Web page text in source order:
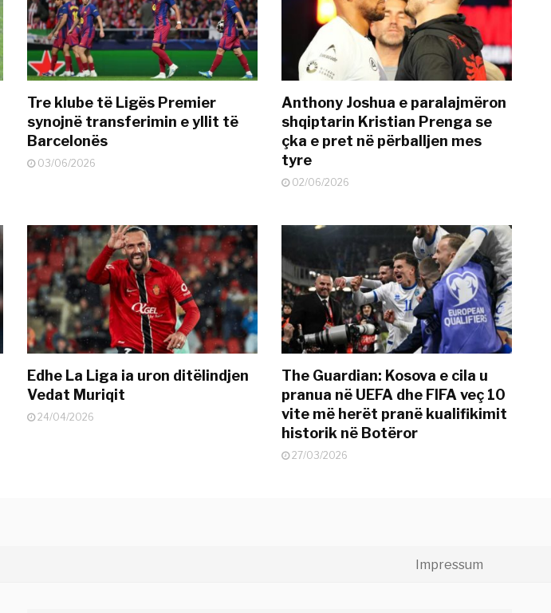
Tre klube të Ligës Premier
synojnë transferimin e yllit të
Barcelonës
03/06/2026
Anthony Joshua e paralajmëron
shqiptarin Kristian Prenga se
çka e pret në përballjen mes
tyre
02/06/2026
Edhe La Liga ia uron ditëlindjen
Vedat Muriqit
24/04/2026
The Guardian: Kosova e cila u
pranua në UEFA dhe FIFA veç 10
vite më herët pranë kualifikimit
historik në Botëror
27/03/2026
Impressum